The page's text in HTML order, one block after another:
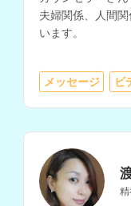
夫婦関係、人間
います。
メッセージ ビ